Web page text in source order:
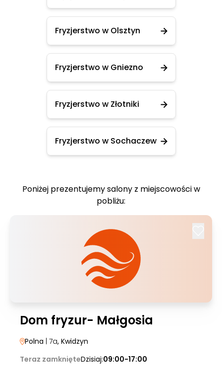
Fryzjerstwo w Olsztyn
Fryzjerstwo w Gniezno
Fryzjerstwo w Złotniki
Fryzjerstwo w Sochaczew
Poniżej prezentujemy salony z miejscowości w
pobliżu:
Dom fryzur- Małgosia
Polna | 7a, Kwidzyn
Teraz zamknięteDzisiaj:09:00-17:00